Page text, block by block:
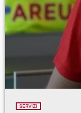
SERVIZI